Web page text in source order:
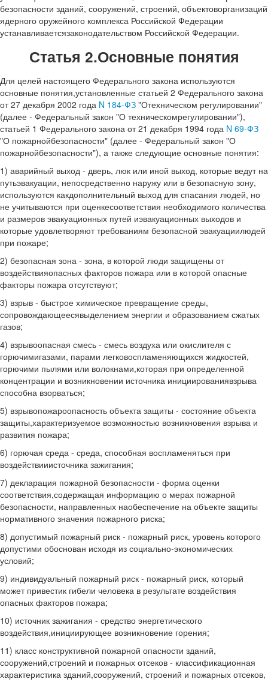
безопасности зданий, сооружений, строений, объектоворганизаций
ядерного оружейного комплекса Российской Федерации
устанавливаетсязаконодательством Российской Федерации.
Статья 2.Основные понятия
Для целей настоящего Федерального закона используются
основные понятия,установленные статьей 2 Федерального закона
от 27 декабря 2002 года N 184-ФЗ "Отехническом регулировании"
(далее - Федеральный закон "О техническомрегулировании"),
статьей 1 Федерального закона от 21 декабря 1994 года N 69-ФЗ
"О пожарнойбезопасности" (далее - Федеральный закон "О
пожарнойбезопасности"), а также следующие основные понятия:
1) аварийный выход - дверь, люк или иной выход, которые ведут на
путьэвакуации, непосредственно наружу или в безопасную зону,
используются какдополнительный выход для спасания людей, но
не учитываются при оценкесоответствия необходимого количества
и размеров эвакуационных путей иэвакуационных выходов и
которые удовлетворяют требованиям безопасной эвакуациилюдей
при пожаре;
2) безопасная зона - зона, в которой люди защищены от
воздействияопасных факторов пожара или в которой опасные
факторы пожара отсутствуют;
3) взрыв - быстрое химическое превращение среды,
сопровождающеесявыделением энергии и образованием сжатых
газов;
4) взрывоопасная смесь - смесь воздуха или окислителя с
горючимигазами, парами легковоспламеняющихся жидкостей,
горючими пылями или волокнами,которая при определенной
концентрации и возникновении источника инициированиявзрыва
способна взорваться;
5) взрывопожароопасность объекта защиты - состояние объекта
защиты,характеризуемое возможностью возникновения взрыва и
развития пожара;
6) горючая среда - среда, способная воспламеняться при
воздействииисточника зажигания;
7) декларация пожарной безопасности - форма оценки
соответствия,содержащая информацию о мерах пожарной
безопасности, направленных наобеспечение на объекте защиты
нормативного значения пожарного риска;
8) допустимый пожарный риск - пожарный риск, уровень которого
допустими обоснован исходя из социально-экономических
условий;
9) индивидуальный пожарный риск - пожарный риск, который
может привестик гибели человека в результате воздействия
опасных факторов пожара;
10) источник зажигания - средство энергетического
воздействия,инициирующее возникновение горения;
11) класс конструктивной пожарной опасности зданий,
сооружений,строений и пожарных отсеков - классификационная
характеристика зданий,сооружений, строений и пожарных отсеков,